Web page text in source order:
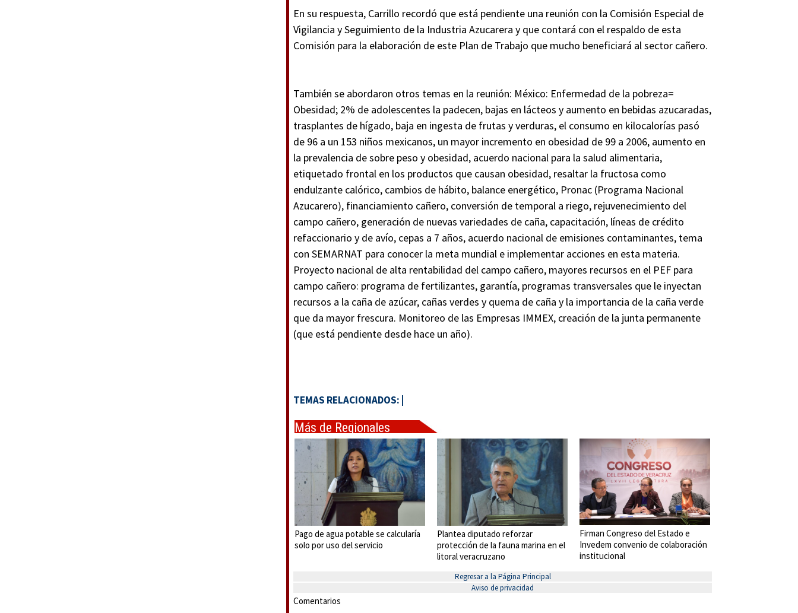
En su respuesta, Carrillo recordó que está pendiente una reunión con la Comisión Especial de
Vigilancia y Seguimiento de la Industria Azucarera y que contará con el respaldo de esta
Comisión para la elaboración de este Plan de Trabajo que mucho beneficiará al sector cañero.
También se abordaron otros temas en la reunión: México: Enfermedad de la pobreza=
Obesidad; 2% de adolescentes la padecen, bajas en lácteos y aumento en bebidas azucaradas,
trasplantes de hígado, baja en ingesta de frutas y verduras, el consumo en kilocalorías pasó
de 96 a un 153 niños mexicanos, un mayor incremento en obesidad de 99 a 2006, aumento en
la prevalencia de sobre peso y obesidad, acuerdo nacional para la salud alimentaria,
etiquetado frontal en los productos que causan obesidad, resaltar la fructosa como
endulzante calórico, cambios de hábito, balance energético, Pronac (Programa Nacional
Azucarero), financiamiento cañero, conversión de temporal a riego, rejuvenecimiento del
campo cañero, generación de nuevas variedades de caña, capacitación, líneas de crédito
refaccionario y de avío, cepas a 7 años, acuerdo nacional de emisiones contaminantes, tema
con SEMARNAT para conocer la meta mundial e implementar acciones en esta materia.
Proyecto nacional de alta rentabilidad del campo cañero, mayores recursos en el PEF para
campo cañero: programa de fertilizantes, garantía, programas transversales que le inyectan
recursos a la caña de azúcar, cañas verdes y quema de caña y la importancia de la caña verde
que da mayor frescura. Monitoreo de las Empresas IMMEX, creación de la junta permanente
(que está pendiente desde hace un año).
TEMAS RELACIONADOS:
Más de Regionales
Pago de agua potable se calcularía
solo por uso del servicio
Plantea diputado reforzar
protección de la fauna marina en el
litoral veracruzano
Firman Congreso del Estado e
Invedem convenio de colaboración
institucional
Regresar a la Página Principal
Aviso de privacidad
Comentarios